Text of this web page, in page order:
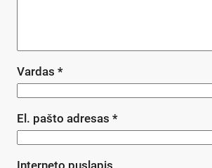
Vardas *
El. pašto adresas *